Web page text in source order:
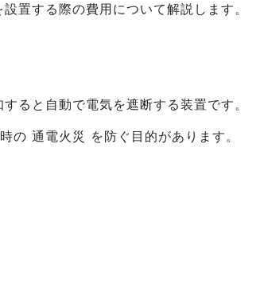
置する際の費用について解説します。
ると自動で電気を遮断する装置です。
の 通電火災 を防ぐ目的があります。